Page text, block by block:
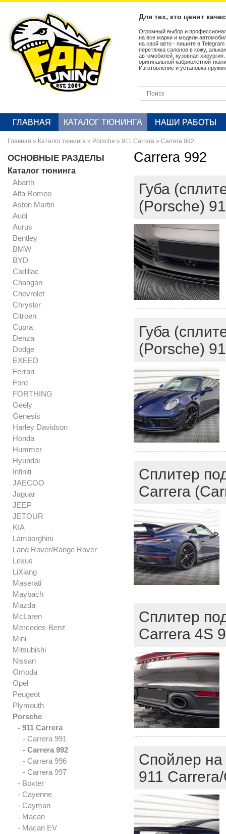
Для тех, кто ценит
Огромный выбор и
на все марки и модели
на свой авто - пишите в
перетяжка салонов в кожу,
автомобилей, кузовная
оригинальной кабриолетной
Изготовление и установка
ГЛАВНАЯ КАТАЛОГ ТЮНИНГА НАШИ РАБОТЫ
Главная » Каталог тюнинга » Porsche » 911 Carrera » Carrera 992
ОСНОВНЫЕ РАЗДЕЛЫ
Каталог тюнинга
Abarth
Alfa Romeo
Aston Martin
Audi
Aurus
Bentley
BMW
BYD
Cadillac
Changan
Chevrolet
Chrysler
Citroen
Cupra
Denza
Dodge
EXEED
Ferrari
Ford
FORTHING
Geely
Genesis
Harley Davidson
Honda
Hummer
Hyundai
Infiniti
JAECOO
Jaguar
JEEP
JETOUR
KIA
Lamborghini
Land Rover/Range Rover
Lexus
LiXiang
Maserati
Maybach
Mazda
McLaren
Mercedes-Benz
Mini
Mitsubishi
Nissan
Omoda
Opel
Peugeot
Plymouth
Porsche
- 911 Carrera
- Carrera 991
- Carrera 992
- Carrera 996
- Carrera 997
- Boxter
- Cayenne
- Cayman
- Macan
- Macan EV
Carrera 992
Губа
(Porsche)
Губа
(Porsche)
Сплитер
Carrera
Сплитер
Carrera 4S
Спойлер
911